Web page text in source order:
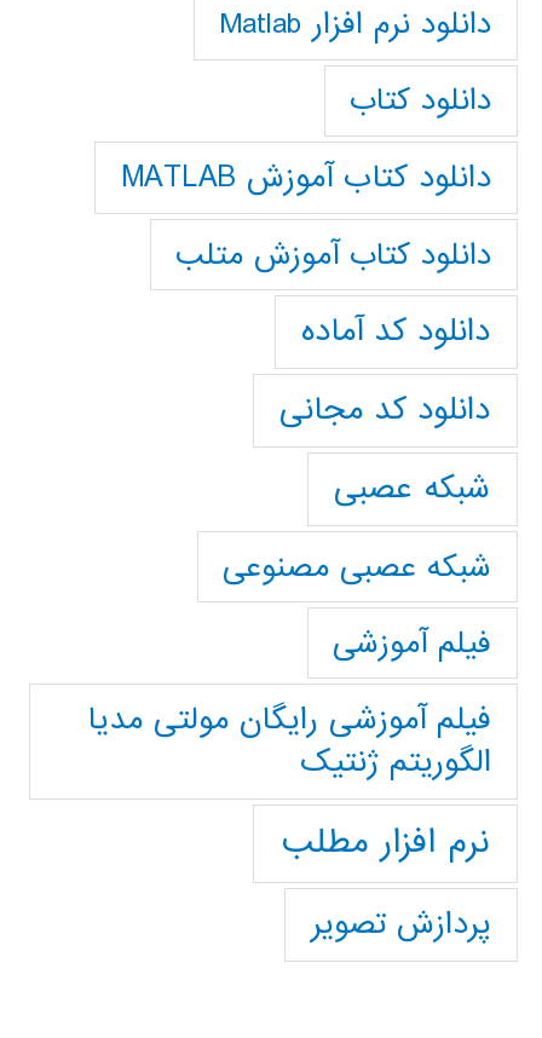
دانلود نرم افزار Matlab
دانلود کتاب
دانلود کتاب آموزش MATLAB
دانلود کتاب آموزش متلب
دانلود کد آماده
دانلود کد مجانی
شبکه عصبی
شبکه عصبی مصنوعی
فیلم آموزشی
فیلم آموزشی رایگان مولتی مدیا
الگوریتم ژنتیک
نرم افزار مطلب
پردازش تصویر